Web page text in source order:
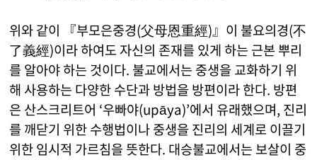
위와 같이 『부모은중경(父母恩重經)』이 불요의경(不
了義經)이라 하여도 자신의 존재를 있게 하는 근본 뿌리
를 알아야 하는 것이다. 불교에서는 중생을 교화하기 위
해 사용하는 다양한 수단과 방법을 방편이라 한다. 방편
은 산스크리트어 ‘우빠야(upāya)’에서 유래했으며, 진리
를 깨닫기 위한 수행법이나 중생을 진리의 세계로 이끌기
위한 임시적 가르침을 뜻한다. 대승불교에서는 보살이 중